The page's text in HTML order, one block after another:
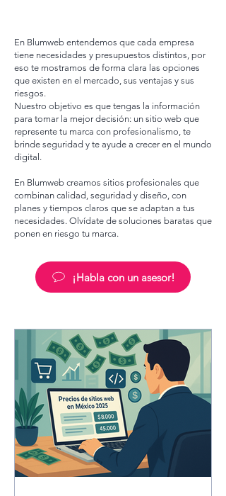
En Blumweb entendemos que cada empresa
tiene necesidades y presupuestos distintos, por
eso te mostramos de forma clara las opciones
que existen en el mercado, sus ventajas y sus
riesgos.
Nuestro objetivo es que tengas la información
para tomar la mejor decisión: un sitio web que
represente tu marca con profesionalismo, te
brinde seguridad y te ayude a crecer en el mundo
digital.
En Blumweb creamos sitios profesionales que
combinan calidad, seguridad y diseño, con
planes y tiempos claros que se adaptan a tus
necesidades. Olvídate de soluciones baratas que
ponen en riesgo tu marca.
¡Habla con un asesor!